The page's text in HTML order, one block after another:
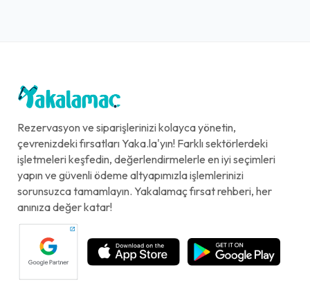
Rezervasyon ve siparişlerinizi kolayca yönetin,
çevrenizdeki fırsatları Yaka.la'yın! Farklı sektörlerdeki
işletmeleri keşfedin, değerlendirmelerle en iyi seçimleri
yapın ve güvenli ödeme altyapımızla işlemlerinizi
sorunsuzca tamamlayın. Yakalamaç fırsat rehberi, her
anınıza değer katar!